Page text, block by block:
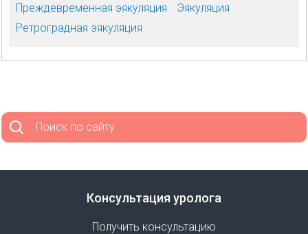
Преждевременная эякуляция
Эякуляция
Ретроградная эякуляция
Поиск по сайту
Консультация уролога
Получить консультацию